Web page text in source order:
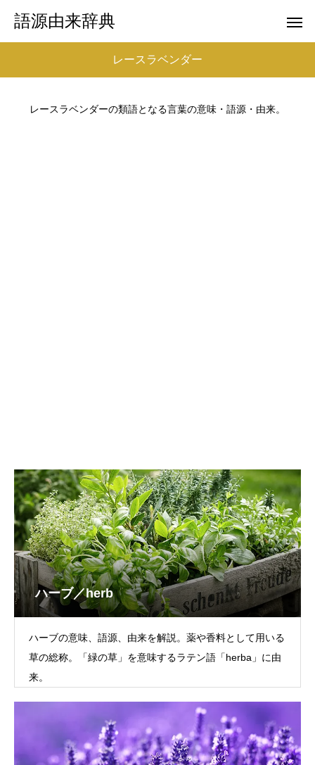
語源由来辞典
レースラベンダー
レースラベンダーの類語となる言葉の意味・語源・由来。
ハーブ／herb
ハーブの意味、語源、由来を解説。薬や香料として用いる
草の総称。「緑の草」を意味するラテン語「herba」に由
来。